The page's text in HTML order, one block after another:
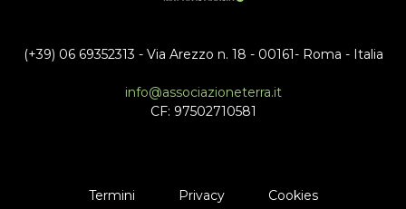
(+39) 06 69352313 - Via Arezzo n. 18 - 00161- Roma - Italia
info@associazioneterra.it
CF: 97502710581
Termini Privacy Cookies